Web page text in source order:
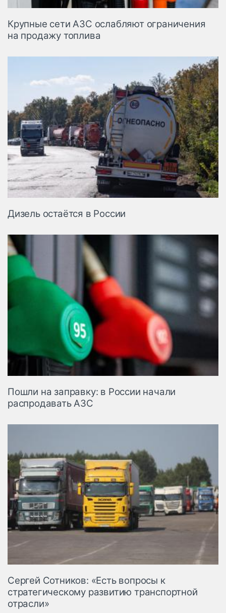
Крупные сети АЗС ослабляют ограничения
на продажу топлива
Дизель остаётся в России
Пошли на заправку: в России начали
распродавать АЗС
Сергей Сотников: «Есть вопросы к
стратегическому развитию транспортной
отрасли»